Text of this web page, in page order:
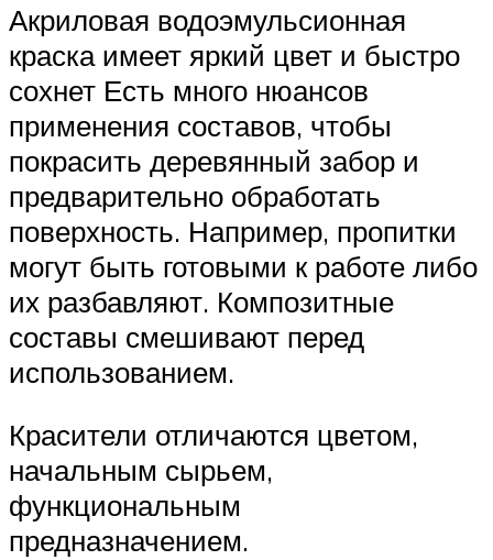
Акриловая водоэмульсионная
краска имеет яркий цвет и быстро
сохнет Есть много нюансов
применения составов, чтобы
покрасить деревянный забор и
предварительно обработать
поверхность. Например, пропитки
могут быть готовыми к работе либо
их разбавляют. Композитные
составы смешивают перед
использованием.
Красители отличаются цветом,
начальным сырьем,
функциональным
предназначением.